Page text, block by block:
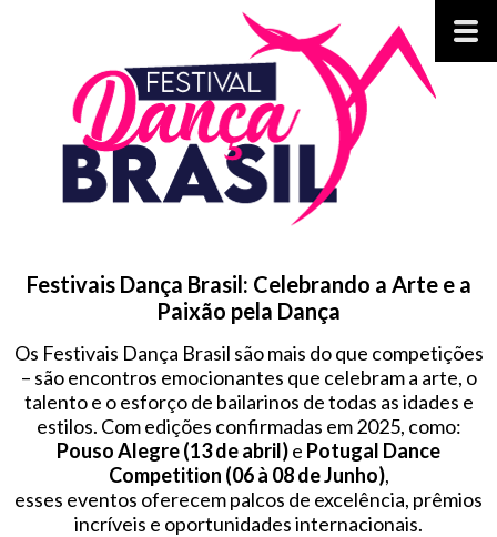
Festivais Dança Brasil: Celebrando a Arte e a
Paixão pela Dança
Os Festivais Dança Brasil são mais do que competições
– são encontros emocionantes que celebram a arte, o
talento e o esforço de bailarinos de todas as idades e
estilos. Com edições confirmadas em 2025, como:
Pouso Alegre (13 de abril)e Potugal Dance
Competition (06 à 08 de Junho),
esses eventos oferecem palcos de excelência, prêmios
incríveis e oportunidades internacionais.